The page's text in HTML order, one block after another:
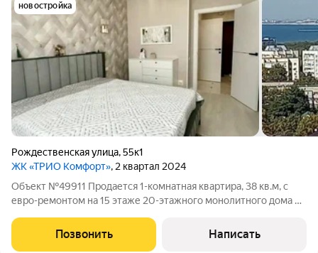
новостройка
Рождественская улица,55к1
ЖК «ТРИО Комфорт», 2 квартал 2024
Объект №49911 Продается 1-комнатная квартира, 38 кв.м, с
евро-ремонтом на 15 этаже 20-этажного монолитного дома по
балкон, центральное отопление.
Позвонить Написать